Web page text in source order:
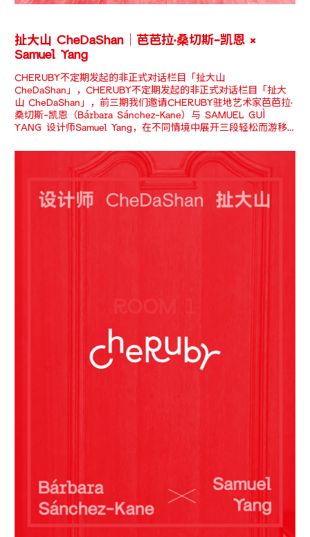
扯大山 CheDaShan｜芭芭拉·桑切斯-凯恩 ×
Samuel Yang
CHERUBY不定期发起的非正式对话栏目「扯大山
CheDaShan」，CHERUBY不定期发起的非正式对话栏目「扯大
山 CheDaShan」，前三期我们邀请CHERUBY驻地艺术家芭芭拉·
桑切斯-凯恩（Bárbara Sánchez-Kane）与 SAMUEL GUÌ
YANG 设计师Samuel Yang，在不同情境中展开三段轻松而游移